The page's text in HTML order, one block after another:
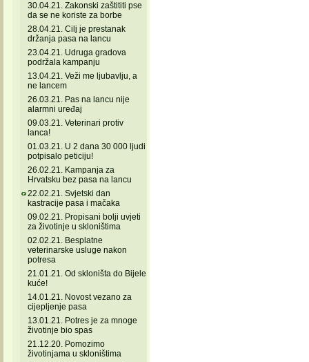
30.04.21. Zakonski zaštititi pse
da se ne koriste za borbe
28.04.21. Cilj je prestanak
držanja pasa na lancu
23.04.21. Udruga gradova
podržala kampanju
13.04.21. Veži me ljubavlju, a
ne lancem
26.03.21. Pas na lancu nije
alarmni uređaj
09.03.21. Veterinari protiv
lanca!
01.03.21. U 2 dana 30 000 ljudi
potpisalo peticiju!
26.02.21. Kampanja za
Hrvatsku bez pasa na lancu
22.02.21. Svjetski dan
kastracije pasa i mačaka
09.02.21. Propisani bolji uvjeti
za životinje u skloništima
02.02.21. Besplatne
veterinarske usluge nakon
potresa
21.01.21. Od skloništa do Bijele
kuće!
14.01.21. Novost vezano za
cijepljenje pasa
13.01.21. Potres je za mnoge
životinje bio spas
21.12.20. Pomozimo
životinjama u skloništima